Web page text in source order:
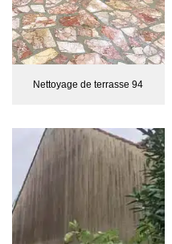
Nettoyage de terrasse 94